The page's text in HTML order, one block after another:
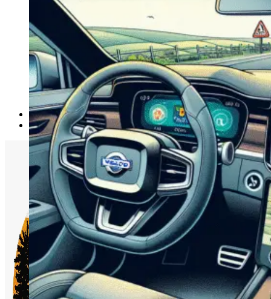
Accesorii auto masina
Accesorii Dacia Duster 3
Accesorii Duster 2
Accesorii Dacia Jogger
Parfum masina
Copertine auto
Incalzitor diesel
Antifurt masina
Blog
Despre Noi